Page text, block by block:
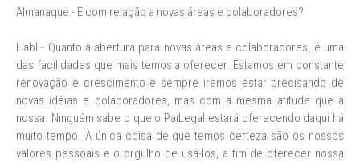
Almanaque - E com relação a novas áreas e colaboradores?
Habl - Quanto à abertura para novas áreas e colaboradores, é uma
das facilidades que mais temos a oferecer. Estamos em constante
renovação e crescimento e sempre iremos estar precisando de
novas idéias e colaboradores, mas com a mesma atitude que a
nossa. Ninguém sabe o que o PaiLegal estará oferecendo daqui há
muito tempo. A única coisa de que temos certeza são os nossos
valores pessoais e o orgulho de usá-los, a fim de oferecer nossa